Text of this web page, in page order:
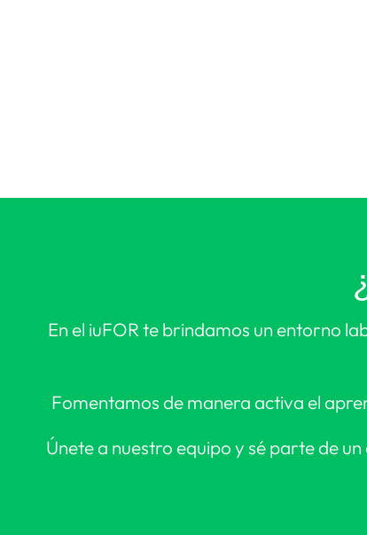
En el iuFOR te brindamos un entorno
Fomentamos de manera activa el
Únete a nuestro equipo y sé parte de